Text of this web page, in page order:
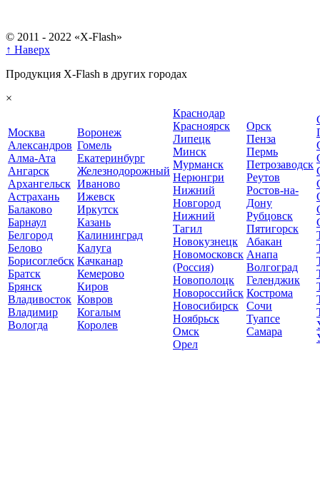
© 2011 - 2022 «X-Flash»
↑ Наверх
Продукция X-Flash в других городах
×
Москва
Александров
Алма-Ата
Ангарск
Архангельск
Астрахань
Балаково
Барнаул
Белгород
Белово
Борисоглебск
Братск
Брянск
Владивосток
Владимир
Вологда
Воронеж
Гомель
Екатеринбург
Железнодорожный
Иваново
Ижевск
Иркутск
Казань
Калининград
Калуга
Качканар
Кемерово
Киров
Ковров
Когалым
Королев
Краснодар
Красноярск
Липецк
Минск
Мурманск
Нерюнгри
Нижний
Новгород
Нижний
Тагил
Новокузнецк
Новомосковск
(Россия)
Новополоцк
Новороссийск
Новосибирск
Ноябрьск
Омск
Орел
Орск
Пенза
Пермь
Петрозаводск
Реутов
Ростов-на-
Дону
Рубцовск
Пятигорск
Абакан
Анапа
Волгоград
Геленджик
Кострома
Сочи
Туапсе
Самара